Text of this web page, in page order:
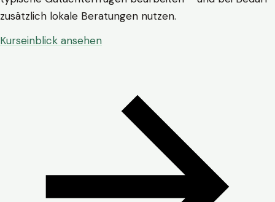
zusätzlich lokale Beratungen nutzen.
Kurseinblick ansehen